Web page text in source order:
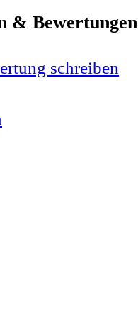
&
schreiben